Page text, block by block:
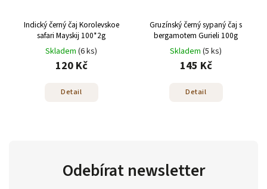
Indický černý čaj Korolevskoe
safari Mayskij 100*2g
Skladem (6 ks)
120 Kč
Detail
Gruzínský černý sypaný čaj s
bergamotem Gurieli 100g
Skladem (5 ks)
145 Kč
Detail
Odebírat newsletter